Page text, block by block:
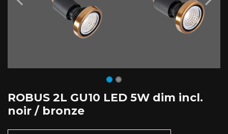
ROBUS 2L GU10 LED 5W dim incl.
noir / bronze